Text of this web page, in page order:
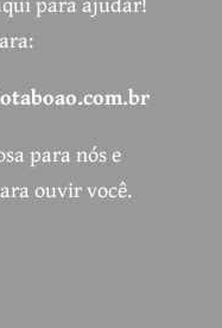
para nós e
ouvir você.